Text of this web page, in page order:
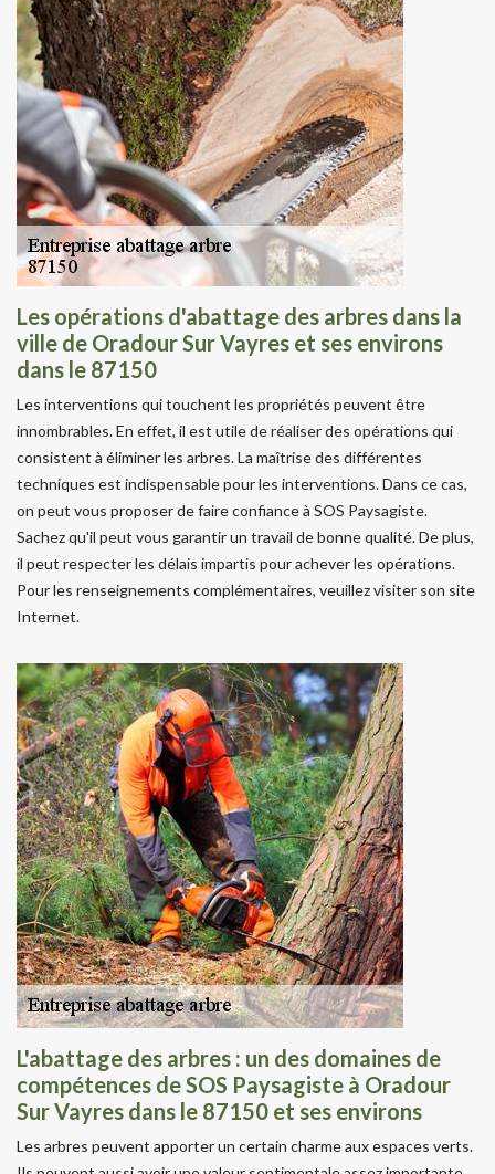
Les opérations d'abattage des arbres dans la
ville de Oradour Sur Vayres et ses environs
dans le 87150
Les interventions qui touchent les propriétés peuvent être
innombrables. En effet, il est utile de réaliser des opérations qui
consistent à éliminer les arbres. La maîtrise des différentes
techniques est indispensable pour les interventions. Dans ce cas,
on peut vous proposer de faire confiance à SOS Paysagiste.
Sachez qu'il peut vous garantir un travail de bonne qualité. De plus,
il peut respecter les délais impartis pour achever les opérations.
Pour les renseignements complémentaires, veuillez visiter son site
Internet.
L'abattage des arbres : un des domaines de
compétences de SOS Paysagiste à Oradour
Sur Vayres dans le 87150 et ses environs
Les arbres peuvent apporter un certain charme aux espaces verts.